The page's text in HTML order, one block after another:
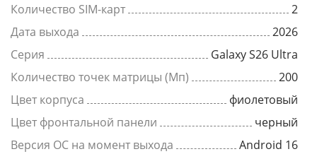
Количество SIM-карт
2
Дата выхода
2026
Серия
Galaxy S26 Ultra
Количество точек матрицы (Мп)
200
Цвет корпуса
фиолетовый
Цвет фронтальной панели
черный
Версия ОС на момент выхода
Android 16